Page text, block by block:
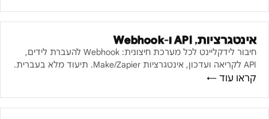
אינטגרציות, API ו-Webhook
חיבור לידקליינט לכל מערכת חיצונית: Webhook להעברת לידים,
API לקריאה ועדכון, אינטגרציות Make/Zapier. תיעוד מלא בעברית.
קראו עוד ←